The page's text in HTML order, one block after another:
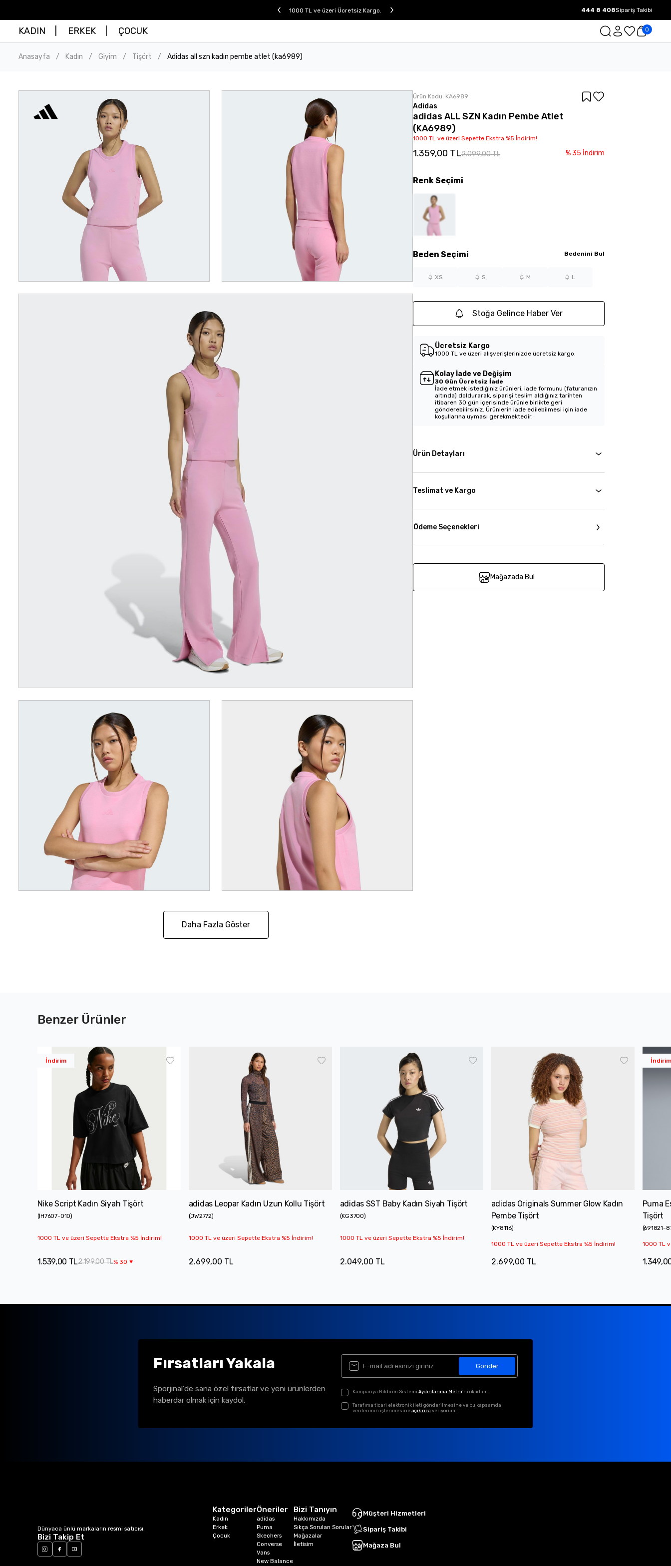
1000 TL ve üzeri Ücretsiz Kargo. 1000 TL ve üzeri Ücretsiz Kargo.
444 8 408Sipariş Takibi
KADIN ERKEK ÇOCUK 0
Anasayfa / Kadın / Giyim / Tişört / Adidas all szn kadın pembe atlet (ka6989)
Daha Fazla Göster
Ürün Kodu: KA6989
Adidas
adidas ALL SZN Kadın Pembe Atlet
(KA6989)
1000 TL ve üzeri Sepette Ekstra %5 İndirim!
1.359,00 TL2.099,00 TL % 35 İndirim
Beden Seçimi Bedenini Bul
XS S M L
RenkSeçimi
Stoğa Gelince Haber Ver
Ücretsiz Kargo
1000 TL ve üzeri alışverişlerinizde ücretsiz kargo.
Kolay İade ve Değişim
30 Gün Ücretsiz İade
İade etmek istediğiniz ürünleri, iade formunu (faturanızın
altında) doldurarak, siparişi teslim aldığınız tarihten
itibaren 30 gün içerisinde ürünle birlikte geri
gönderebilirsiniz. Ürünlerin iade edilebilmesi için iade
koşullarına uyması gerekmektedir.
Ürün Detayları
Teslimat ve Kargo
Ödeme Seçenekleri
Mağazada Bul
Benzer Ürünler
İndirim
Nike Script Kadın Siyah Tişört
(IH7607-010)
1000 TL ve üzeri Sepette Ekstra %5 İndirim!
2.199,00 TL% 30
1.539,00 TL
adidas Leopar Kadın Uzun Kollu Tişört
(JW2772)
1000 TL ve üzeri Sepette Ekstra %5 İndirim!
2.699,00 TL
adidas SST Baby Kadın Siyah Tişört
(KG3700)
1000 TL ve üzeri Sepette Ekstra %5 İndirim!
2.049,00 TL
adidas Originals Summer Glow Kadın
Pembe Tişört
(KY8116)
1000 TL ve üzeri Sepette Ekstra %5 İndirim!
2.699,00 TL
İndirim
Puma
Tişört
(691821-
1000 TL
Fırsatları Yakala
Sporjinal’de sana özel fırsatlar ve yeni ürünlerden
haberdar olmak için kaydol.
Gönder
Kampanya Bildirim Sistemi Aydınlanma Metni'ni okudum.
Tarafıma ticari elektronik ileti gönderilmesine ve bu kapsamda
verilerimin işlenmesineaçık rıza veriyorum.
Dünyaca ünlü markaların resmi satıcısı.
Bizi Takip Et
Kategoriler
Kadın
Erkek
Çocuk
Öneriler
adidas
Puma
Skechers
Converse
Vans
New Balance
Bizi Tanıyın
Hakkımızda
Sıkça Sorulan Sorular
Mağazalar
İletisim
Müşteri Hizmetleri
Sipariş Takibi
Mağaza Bul